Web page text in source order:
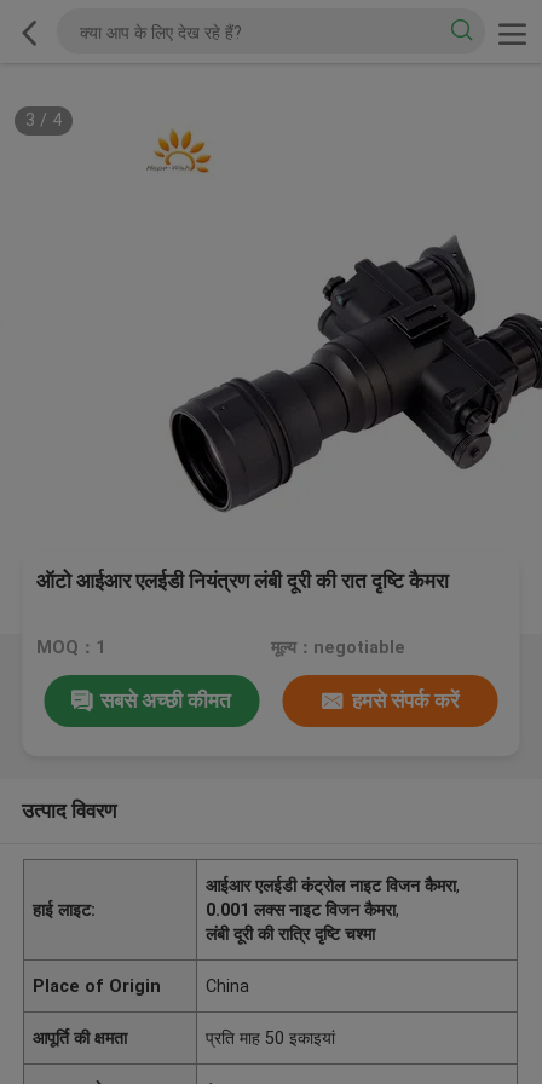
3 / 4
ऑटो आईआर एलईडी नियंत्रण लंबी दूरी की रात दृष्टि कैमरा
MOQ：1 मूल्य：negotiable
सबसे अच्छी कीमत हमसे संपर्क करें
उत्पाद विवरण
हाई लाइट:
आईआर एलईडी कंट्रोल नाइट विजन कैमरा,
0.001 लक्स नाइट विजन कैमरा,
लंबी दूरी की रात्रि दृष्टि चश्मा
Place of Origin China
आपूर्ति की क्षमता प्रति माह 50 इकाइयां